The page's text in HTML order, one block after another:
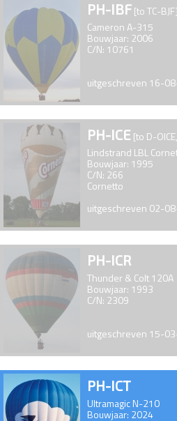
PH-IBF[to TC-BJF]
Cameron A-315
Bouwjaar: 2006
C/N: 10761
uitgeschreven 16-
PH-ICE [to D-
Lindstrand LBL
Bouwjaar: 1995
C/N: 266
Cornetto
uitgeschreven 02-
PH-ICR
Thunder & Colt 120A
Bouwjaar: 1993
C/N: 2309
uitgeschreven 15-
PH-ICT
Ultramagic N-210
Bouwjaar: 2024